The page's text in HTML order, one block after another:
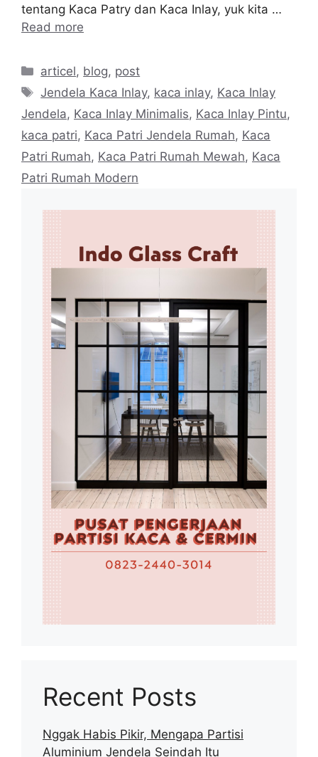
tentang Kaca Patry dan Kaca Inlay, yuk kita …
Read more
Categories
articel, blog, post
Tags
Jendela Kaca Inlay, kaca inlay, Kaca Inlay
Jendela, Kaca Inlay Minimalis, Kaca Inlay Pintu,
kaca patri, Kaca Patri Jendela Rumah, Kaca
Patri Rumah, Kaca Patri Rumah Mewah, Kaca
Patri Rumah Modern
Recent Posts
Nggak Habis Pikir, Mengapa Partisi
Aluminium Jendela Seindah Itu